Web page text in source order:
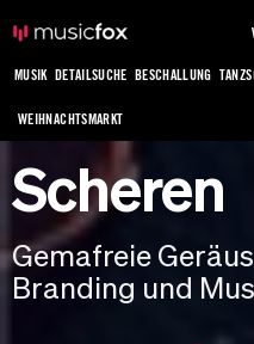
MUSIK DETAILSUCHE BESCHALLUNG
WEIHNACHTSMARKT
Scheren
Gemafreie
Branding und